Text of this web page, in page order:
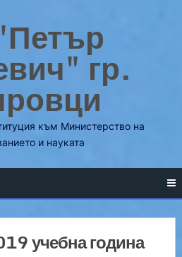
гр.
към Министерство на
и науката
учебна година